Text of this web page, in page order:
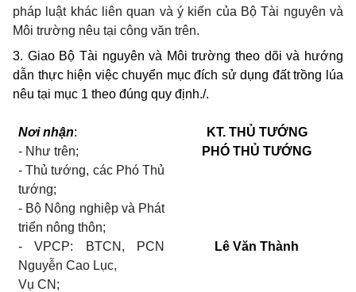
pháp luật khác liên quan và ý kiến của Bộ Tài nguyên và
Môi trường nêu tại công văn trên.
3. Giao Bộ Tài nguyên và Môi trường theo dõi và hướng
dẫn thực hiện việc chuyển mục đích sử dụng đất trồng lúa
nêu tại mục 1 theo đúng quy định./.
Nơi nhận:
- Như trên;
- Thủ tướng, các Phó Thủ
tướng;
- Bộ Nông nghiệp và Phát
triển nông thôn;
- VPCP: BTCN, PCN
Nguyễn Cao Lục,
Vụ CN;
KT. THỦ TƯỚNG
PHÓ THỦ TƯỚNG
Lê Văn Thành